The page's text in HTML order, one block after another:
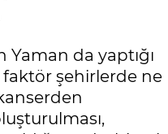
da yaptığı
faktör şehirlerde ne